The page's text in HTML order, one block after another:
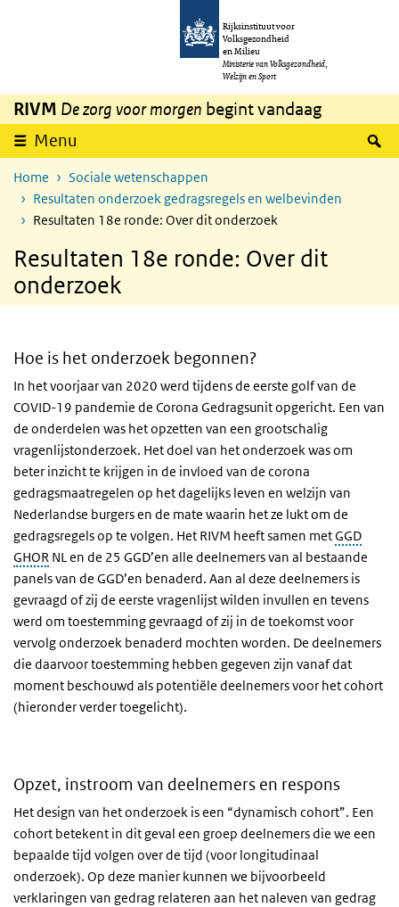
Overslaan en naar de inhoud gaan
Rijksinstituut voor
Volksgezondheid
en Milieu
Ministerie van Volksgezondheid,
Welzijn en Sport
RIVM De zorg voor morgen begint vandaag
Menu
Home
Sociale wetenschappen
Resultaten onderzoek gedragsregels en welbevinden
Resultaten 18e ronde: Over dit onderzoek
Resultaten 18e ronde: Over dit
onderzoek
Hoe is het onderzoek begonnen?
In het voorjaar van 2020 werd tijdens de eerste golf van de
COVID-19 pandemie de Corona Gedragsunit opgericht. Een van
de onderdelen was het opzetten van een grootschalig
vragenlijstonderzoek. Het doel van het onderzoek was om
beter inzicht te krijgen in de invloed van de corona
gedragsmaatregelen op het dagelijks leven en welzijn van
Nederlandse burgers en de mate waarin het ze lukt om de
gedragsregels op te volgen. Het RIVM heeft samen metGGD
GHOR NL en de 25 GGD’en alle deelnemers van al bestaande
panels van de GGD’en benaderd. Aan al deze deelnemers is
gevraagd of zij de eerste vragenlijst wilden invullen en tevens
werd om toestemming gevraagd of zij in de toekomst voor
vervolg onderzoek benaderd mochten worden. De deelnemers
die daarvoor toestemming hebben gegeven zijn vanaf dat
moment beschouwd als potentiële deelnemers voor het cohort
(hieronder verder toegelicht).
Opzet, instroom van deelnemers en respons
Het design van het onderzoek is een “dynamisch cohort”. Een
cohort betekent in dit geval een groep deelnemers die we een
bepaalde tijd volgen over de tijd (voor longitudinaal
onderzoek). Op deze manier kunnen we bijvoorbeeld
verklaringen van gedrag relateren aan het naleven van gedrag